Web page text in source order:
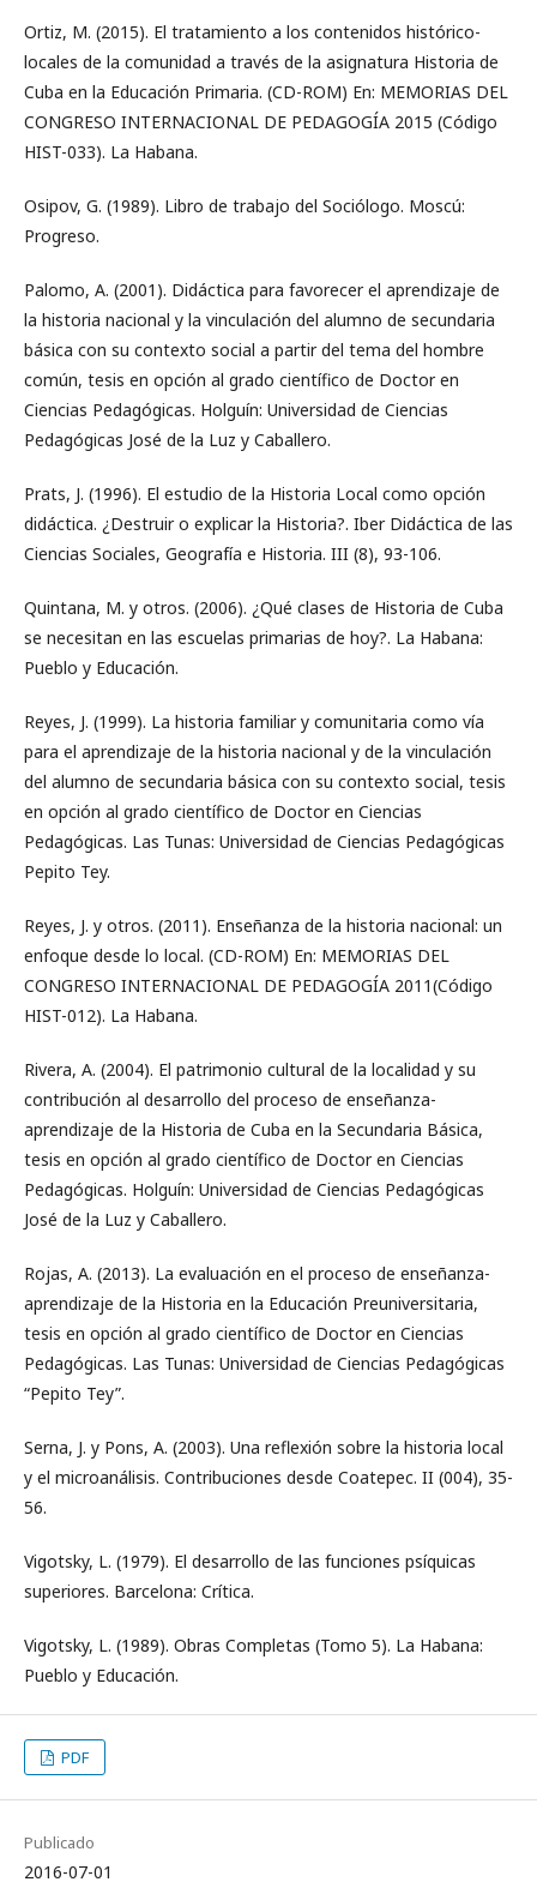
Ortiz, M. (2015). El tratamiento a los contenidos histórico-
locales de la comunidad a través de la asignatura Historia de
Cuba en la Educación Primaria. (CD-ROM) En: MEMORIAS DEL
CONGRESO INTERNACIONAL DE PEDAGOGÍA 2015 (Código
HIST-033). La Habana.
Osipov, G. (1989). Libro de trabajo del Sociólogo. Moscú:
Progreso.
Palomo, A. (2001). Didáctica para favorecer el aprendizaje de
la historia nacional y la vinculación del alumno de secundaria
básica con su contexto social a partir del tema del hombre
común, tesis en opción al grado científico de Doctor en
Ciencias Pedagógicas. Holguín: Universidad de Ciencias
Pedagógicas José de la Luz y Caballero.
Prats, J. (1996). El estudio de la Historia Local como opción
didáctica. ¿Destruir o explicar la Historia?. Iber Didáctica de las
Ciencias Sociales, Geografía e Historia. III (8), 93-106.
Quintana, M. y otros. (2006). ¿Qué clases de Historia de Cuba
se necesitan en las escuelas primarias de hoy?. La Habana:
Pueblo y Educación.
Reyes, J. (1999). La historia familiar y comunitaria como vía
para el aprendizaje de la historia nacional y de la vinculación
del alumno de secundaria básica con su contexto social, tesis
en opción al grado científico de Doctor en Ciencias
Pedagógicas. Las Tunas: Universidad de Ciencias Pedagógicas
Pepito Tey.
Reyes, J. y otros. (2011). Enseñanza de la historia nacional: un
enfoque desde lo local. (CD-ROM) En: MEMORIAS DEL
CONGRESO INTERNACIONAL DE PEDAGOGÍA 2011(Código
HIST-012). La Habana.
Rivera, A. (2004). El patrimonio cultural de la localidad y su
contribución al desarrollo del proceso de enseñanza-
aprendizaje de la Historia de Cuba en la Secundaria Básica,
tesis en opción al grado científico de Doctor en Ciencias
Pedagógicas. Holguín: Universidad de Ciencias Pedagógicas
José de la Luz y Caballero.
Rojas, A. (2013). La evaluación en el proceso de enseñanza-
aprendizaje de la Historia en la Educación Preuniversitaria,
tesis en opción al grado científico de Doctor en Ciencias
Pedagógicas. Las Tunas: Universidad de Ciencias Pedagógicas
“Pepito Tey”.
Serna, J. y Pons, A. (2003). Una reflexión sobre la historia local
y el microanálisis. Contribuciones desde Coatepec. II (004), 35-
56.
Vigotsky, L. (1979). El desarrollo de las funciones psíquicas
superiores. Barcelona: Crítica.
Vigotsky, L. (1989). Obras Completas (Tomo 5). La Habana:
Pueblo y Educación.
PDF
Publicado
2016-07-01